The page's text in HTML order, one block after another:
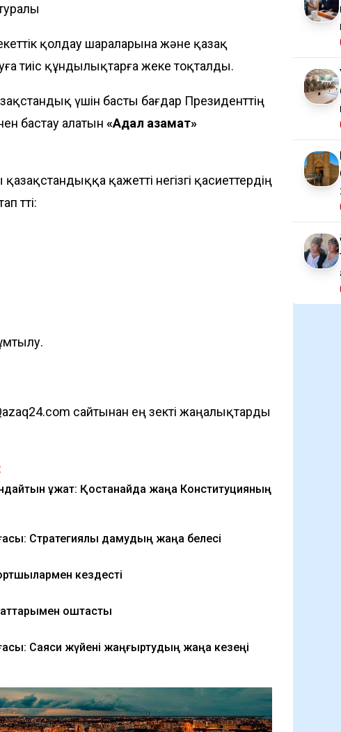
қолдау шараларына және қазақ
тиіс құндылықтарға жеке тоқталды.
үшін басты бағдар Президенттің
бастау алатын «Адал азамат»
қажетті негізгі қасиеттердің
өтті:
сайтынан ең өзекті жаңалықтарды
құжат: Қостанайда жаңа Конституцияның
Стратегиялық дамудың жаңа белесі
кездесті
қоштасты
Саяси жүйені жаңғыртудың жаңа кезеңі